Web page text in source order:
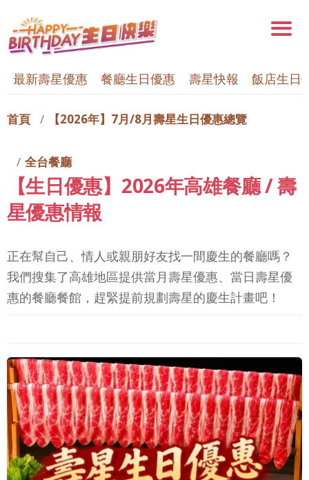
最新壽星優惠 餐廳生日優惠 壽星快報 飯店生日
首頁 【2026年】7月/8月壽星生日優惠總覽
全台餐廳
【生日優惠】2026年高雄餐廳 / 壽
星優惠情報
正在幫自己、情人或親朋好友找一間慶生的餐廳嗎？
我們搜集了高雄地區提供當月壽星優惠、當日壽星優
惠的餐廳餐館，趕緊提前規劃壽星的慶生計畫吧！